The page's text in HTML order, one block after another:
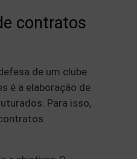
contratos
de um clube
é a elaboração de
Para isso,